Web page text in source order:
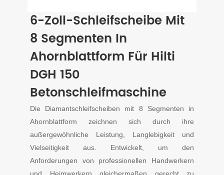
6-Zoll-Schleifscheibe Mit
8 Segmenten In
Ahornblattform Für Hilti
DGH 150
Betonschleifmaschine
Die Diamantschleifscheiben mit 8 Segmenten in
Ahornblattform zeichnen sich durch ihre
außergewöhnliche Leistung, Langlebigkeit und
Vielseitigkeit aus. Entwickelt, um den
Anforderungen von professionellen Handwerkern
und Heimwerkern gleichermaßen gerecht zu